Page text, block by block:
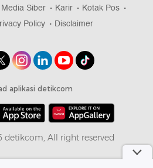
Siber Karir
Kotak Pos
Policy Disclaimer
aplikasi detikcom
detikcom, All right reserved